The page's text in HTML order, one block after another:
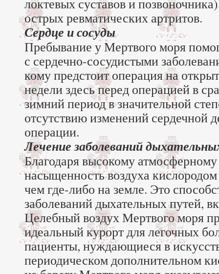
локтевых суставов и
острых ревматических артритов.
Сердце и сосуды
Пребывание у Мертвого моря
с сердечно-сосудистыми
кому предстоит операция на
недели здесь перед операцией в
зимний период в значительной
отсутствию изменений сердечной
операции.
Лечение заболеваний
Благодаря высокому
насыщенность воздуха
чем где-либо на земле. Это
заболеваний дыхательных путей,
Целебный воздух Мертвого моря
идеальный курорт для легочных
пациенты, нуждающиеся в
периодическом дополнительном